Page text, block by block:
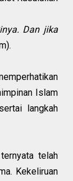
Dan jika
Islam
langkah
telah
Kekeliruan